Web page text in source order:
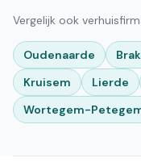
Vergelijk ook
Oudenaarde
Kruisem
Lierde
Wortegem-